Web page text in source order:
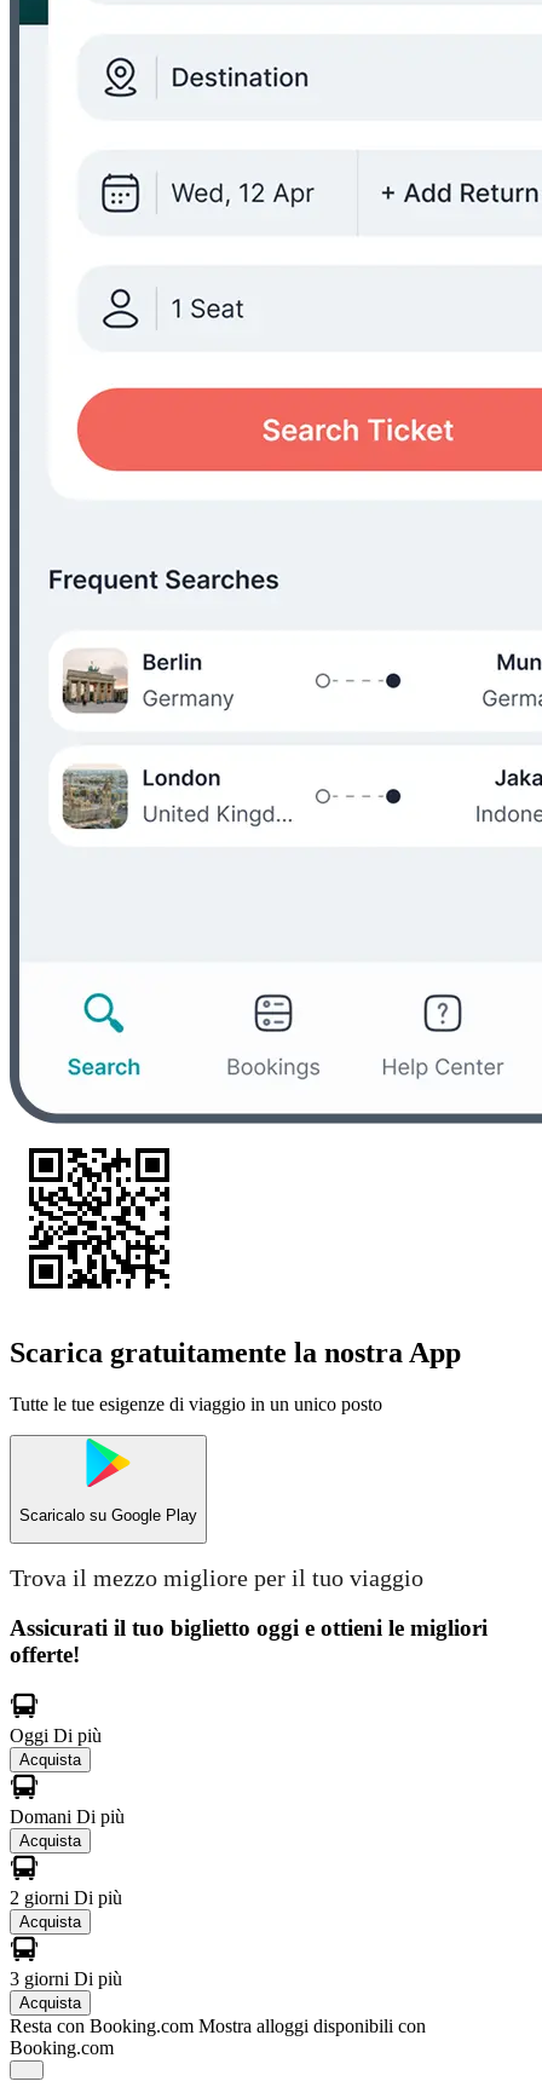
Scarica gratuitamente la nostra App
Tutte le tue esigenze di viaggio in un unico posto
Scaricalo su Google Play
Trova il mezzo migliore per il tuo viaggio
Assicurati il ​​tuo biglietto oggi e ottieni le migliori
offerte!
Oggi Di più
Acquista
Domani Di più
Acquista
2 giorni Di più
Acquista
3 giorni Di più
Acquista
Resta con Booking.com Mostra alloggi disponibili con
Booking.com